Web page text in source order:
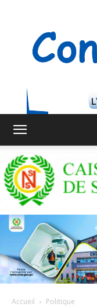
Accueil Politique